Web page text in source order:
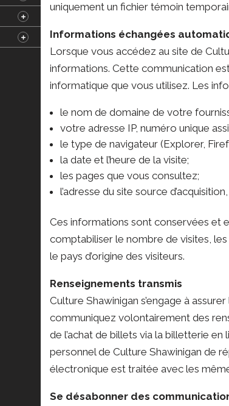
uniquement un fichier témoin
Informations échangées
Lorsque vous accédez au site de
informations. Cette communication
informatique que vous utilisez. Les
le nom de domaine de votre
votre adresse IP, numéro unique
le type de navigateur (Explorer,
la date et l’heure de la visite;
les pages que vous consultez;
l’adresse du site source
Ces informations sont conservées et
comptabiliser le nombre de visites,
le pays d’origine des visiteurs.
Renseignements transmis
Culture Shawinigan s’engage à
communiquez volontairement des
de l’achat de billets via la billetterie
personnel de Culture Shawinigan de
électronique est traitée avec les
Se désabonner des